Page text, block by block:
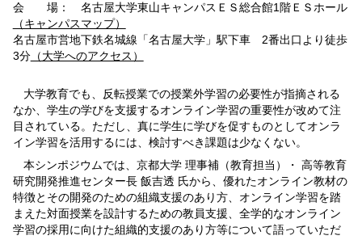
会 場： 名古屋大学東山キャンパスＥＳ総合館1階ＥＳホール
（キャンパスマップ）
名古屋市営地下鉄名城線「名古屋大学」駅下車 2番出口より徒歩
3分（大学へのアクセス）
大学教育でも、反転授業での授業外学習の必要性が指摘される
なか、学生の学びを支援するオンライン学習の重要性が改めて注
目されている。ただし、真に学生に学びを促すものとしてオンラ
イン学習を活用するには、検討すべき課題は少なくない。
本シンポジウムでは、京都大学 理事補（教育担当）・ 高等教育
研究開発推進センター長 飯吉透 氏から、優れたオンライン教材の
特徴とその開発のための組織支援のあり方、オンライン学習を踏
まえた対面授業を設計するための教員支援、全学的なオンライン
学習の採用に向けた組織的支援のあり方等について語っていただ